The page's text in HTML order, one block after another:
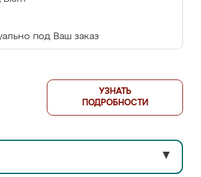
под Ваш заказ
УЗНАТЬ
ПОДРОБНОСТИ
▼